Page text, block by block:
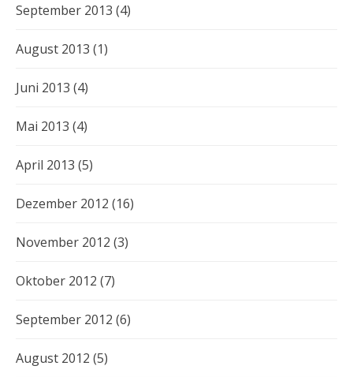
September 2013 (4)
August 2013 (1)
Juni 2013 (4)
Mai 2013 (4)
April 2013 (5)
Dezember 2012 (16)
November 2012 (3)
Oktober 2012 (7)
September 2012 (6)
August 2012 (5)